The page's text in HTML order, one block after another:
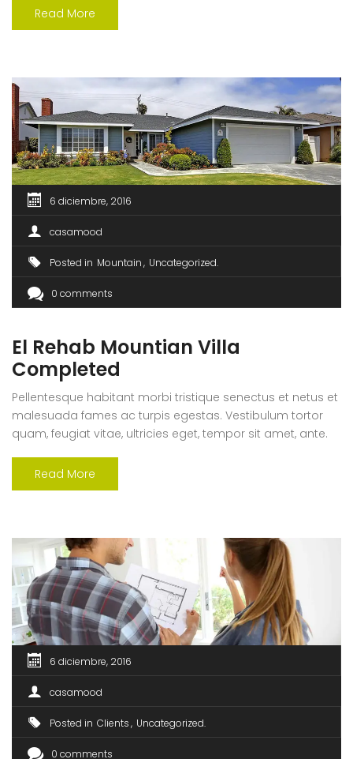
ultricies mi vitae est. Mauris placerat eleifend leo. Quisque
sit amet est et sapien ullamcorper pharetra. Vestibulum
Read More
6 diciembre, 2016
casamood
Posted in Mountain Uncategorized
0 comments
El Rehab Mountian Villa
Completed
Pellentesque habitant morbi tristique senectus et netus et
malesuada fames ac turpis egestas. Vestibulum tortor
quam, feugiat vitae, ultricies eget, tempor sit amet, ante.
ultricies mi vitae est. Mauris placerat eleifend leo. Quisque
sit amet est et sapien ullamcorper pharetra. Vestibulum
Read More
6 diciembre, 2016
casamood
Posted in Clients Uncategorized
0 comments